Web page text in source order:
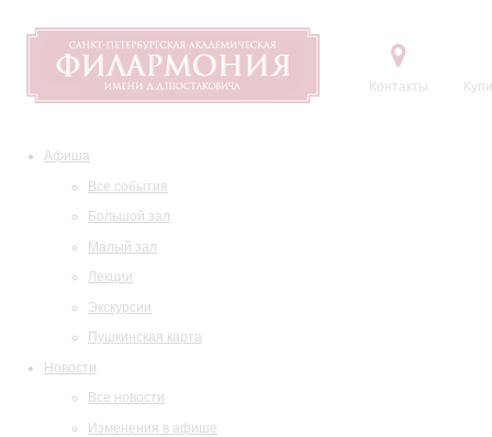
Контакты
Афиша
Все события
Большой зал
Малый зал
Лекции
Экскурсии
Пушкинская карта
Новости
Все новости
Изменения в афише